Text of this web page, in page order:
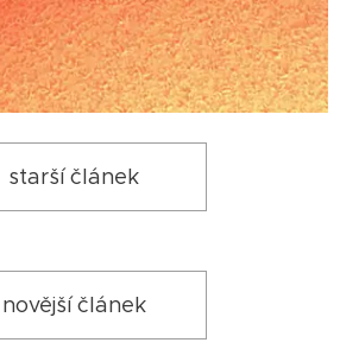
starší článek
novější článek